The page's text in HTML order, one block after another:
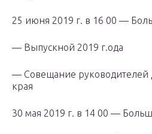
25 июня 2019 г. в 16 00 —
— Выпускной 2019 г.ода
— Совещание руководителей
края
30 мая 2019 г. в 14 00 —